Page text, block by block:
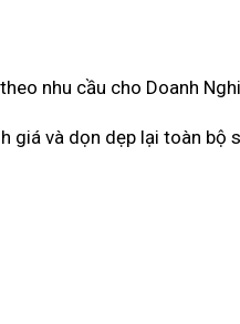
nhu cầu cho Doanh
giá và dọn dẹp lại toàn bộ